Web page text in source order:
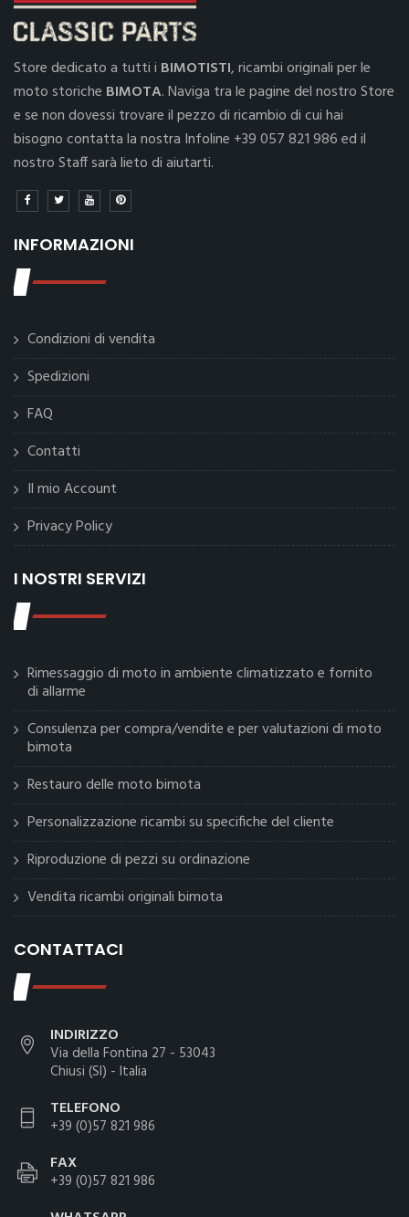
Store dedicato a tutti i BIMOTISTI, ricambi originali per le
moto storiche BIMOTA. Naviga tra le pagine del nostro Store
e se non dovessi trovare il pezzo di ricambio di cui hai
bisogno contatta la nostra Infoline +39 057 821 986 ed il
nostro Staff sarà lieto di aiutarti.
INFORMAZIONI
Condizioni di vendita
Spedizioni
FAQ
Contatti
Il mio Account
Privacy Policy
I NOSTRI SERVIZI
Rimessaggio di moto in ambiente climatizzato e fornito
di allarme
Consulenza per compra/vendite e per valutazioni di moto
bimota
Restauro delle moto bimota
Personalizzazione ricambi su specifiche del cliente
Riproduzione di pezzi su ordinazione
Vendita ricambi originali bimota
CONTATTACI
INDIRIZZO
Via della Fontina 27 - 53043
Chiusi (SI) - Italia
TELEFONO
+39 (0)57 821 986
FAX
+39 (0)57 821 986